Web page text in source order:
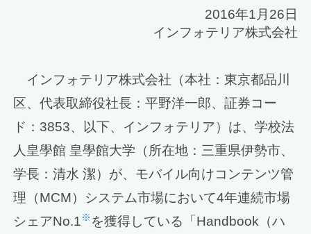
2016年1月26日
インフォテリア株式会社
インフォテリア株式会社（本社：東京都品川
区、代表取締役社長：平野洋一郎、証券コー
ド：3853、以下、インフォテリア）は、学校法
人皇學館 皇學館大学（所在地：三重県伊勢市、
学長：清水 潔）が、モバイル向けコンテンツ管
理（MCM）システム市場において4年連続市場
シェアNo.1※ を獲得している「Handbook（ハ